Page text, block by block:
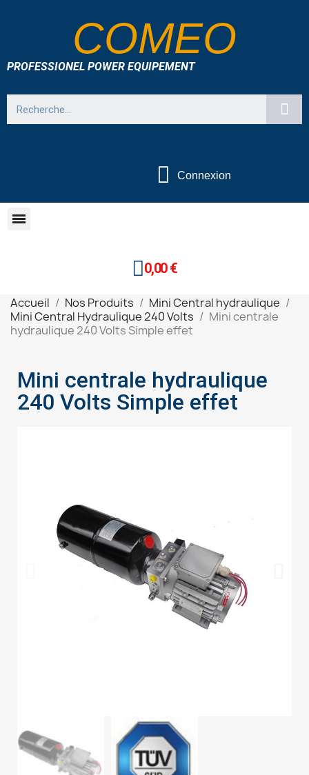
COMEO
PROFESSIONEL POWER EQUIPEMENT
Connexion
0,00 €
Accueil Nos Produits
Mini Central hydraulique
Mini Central Hydraulique 240 Volts
Mini centrale
hydraulique 240 Volts Simple effet
Mini centrale hydraulique
240 Volts Simple effet